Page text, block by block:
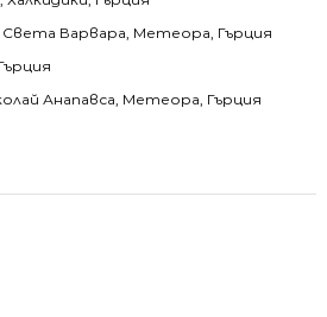
Света Варвара, Метеора, Гърция
Анапавса, Метеора, Гърция